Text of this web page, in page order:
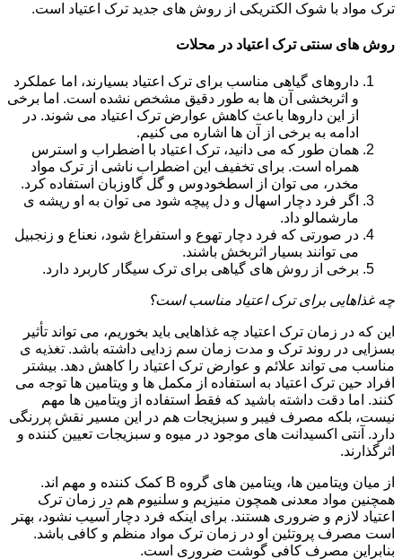
ترک مواد با شوک الکتریکی از روش های جدید ترک اعتیاد است.
روش های سنتی ترک اعتیاد در محلات
داروهای گیاهی مناسب برای ترک اعتیاد بسیارند، اما عملکرد
و اثربخشی آن ها به طور دقیق مشخص نشده است. اما برخی
از این داروها باعث کاهش عوارض ترک اعتیاد می شوند. در
ادامه به برخی از آن ها اشاره می کنیم.
همان طور که می دانید، ترک اعتیاد با اضطراب و استرس
همراه است. برای تخفیف این اضطراب ناشی از ترک مواد
مخدر، می توان از اسطخودوس و گل گاوزبان استفاده کرد.
اگر فرد دچار اسهال و دل پیچه شود می توان به او ریشه ی
مارشمالو داد.
در صورتی که فرد دچار تهوع و استفراغ شود، نعناع و زنجبیل
می توانند بسیار اثربخش باشند.
برخی از روش های گیاهی برای ترک سیگار کاربرد دارد.
چه غذاهایی برای ترک اعتیاد مناسب است؟
این که در زمان ترک اعتیاد چه غذاهایی باید بخوریم، می تواند تأثیر
بسزایی در روند ترک و مدت زمان سم زدایی داشته باشد. تغذیه ی
مناسب می تواند علائم و عوارض ترک اعتیاد را کاهش دهد. بیشتر
افراد حین ترک اعتیاد به استفاده از مکمل ها و ویتامین ها توجه می
کنند. اما دقت داشته باشید که فقط استفاده از ویتامین ها مهم
نیست، بلکه مصرف فیبر و سبزیجات هم در این مسیر نقش پررنگی
دارد. آنتی اکسیدانت های موجود در میوه و سبزیجات تعیین کننده و
اثرگذارند.
از میان ویتامین ها، ویتامین های گروه B کمک کننده و مهم اند.
همچنین مواد معدنی همچون منیزیم و سلنیوم هم در زمان ترک
اعتیاد لازم و ضروری هستند. برای اینکه فرد دچار آسیب نشود، بهتر
است مصرف پروتئین او در زمان ترک مواد منظم و کافی باشد.
بنابراین مصرف کافی گوشت ضروری است.